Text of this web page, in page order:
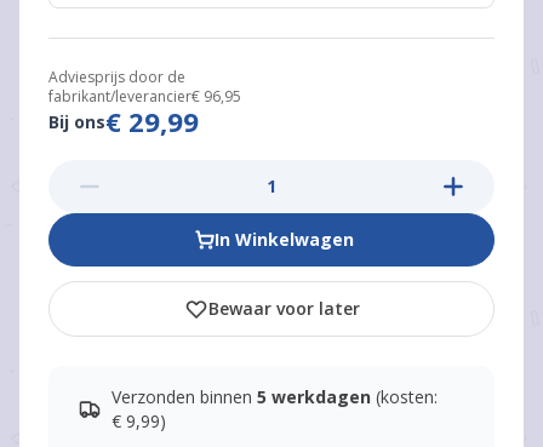
Adviesprijs door de
fabrikant/leverancier€ 96,95
Bij ons€ 29,99
In Winkelwagen
Bewaar voor later
Verzonden binnen 5 werkdagen (kosten:
€ 9,99)